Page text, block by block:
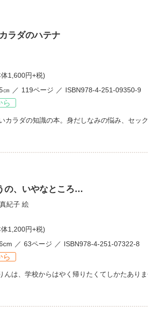
ラダのハテナ
1,600円+税)
㎝ 119ページ ISBN978-4-251-09350-9
ら
カラダの知識の本。身だしなみの悩み、セッ
の、いやなところ…
紀子 絵
1,200円+税)
63ページ ISBN978-4-251-07322-8
ら
んは、学校からはやく帰りたくてしかたあり